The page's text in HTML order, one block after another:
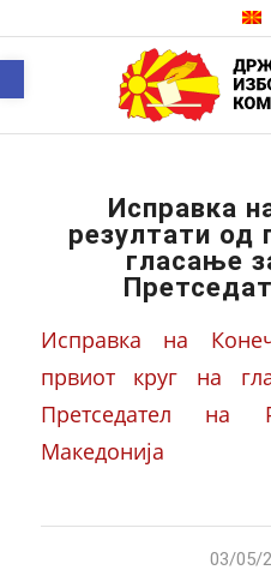
Исправка
резултати од
гласање
Исправка на
првиот круг на
Претседател на
Македонија
03/05/
/
Open toolbar